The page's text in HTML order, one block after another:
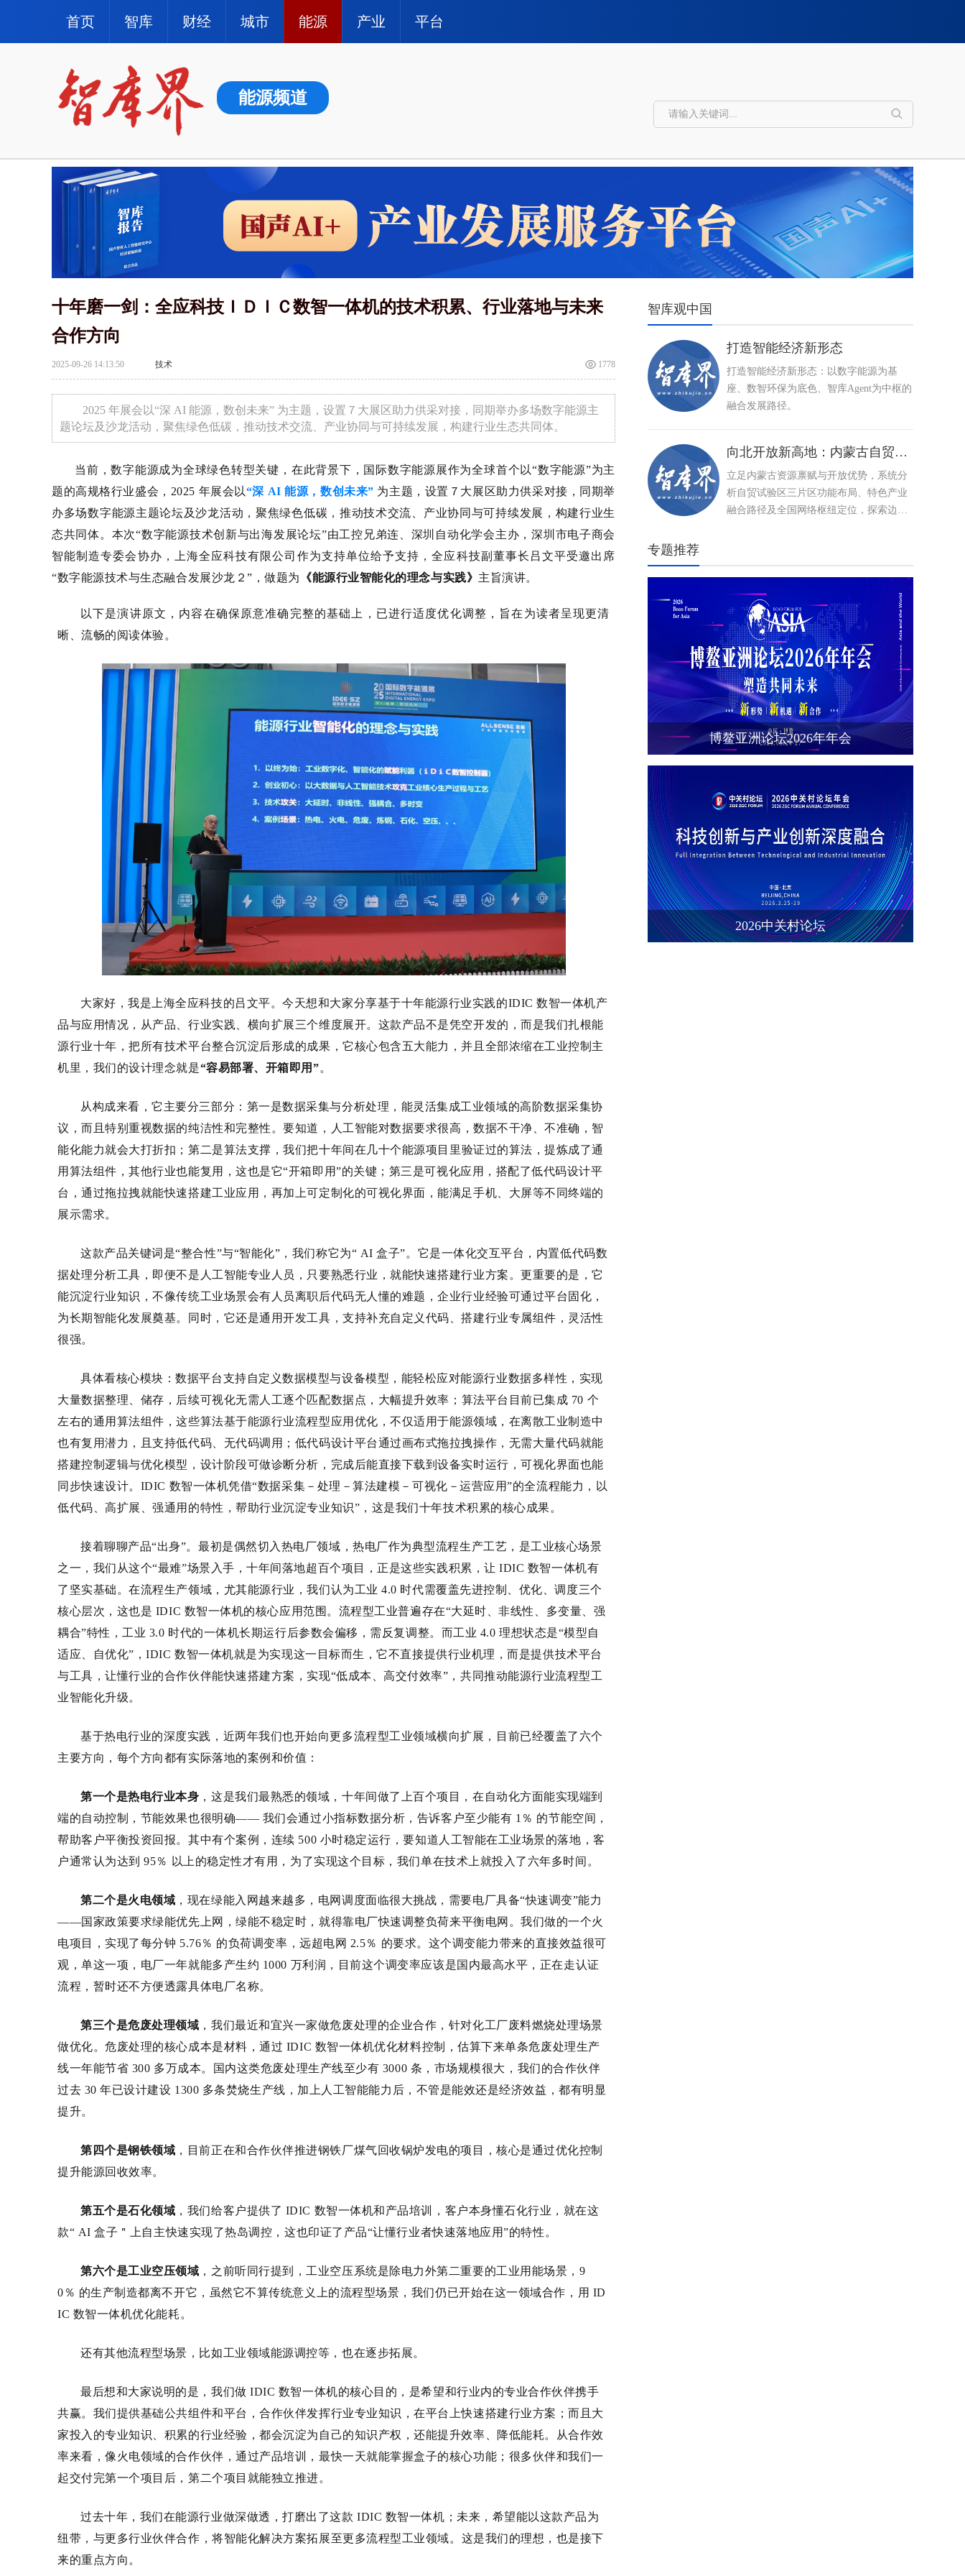
首页 智库 财经 城市 能源 产业 平台
能源频道
十年磨一剑：全应科技ＩＤＩＣ数智一体机的技术积累、行业落地与未来
合作方向
2025-09-26 14:13:50 技术 1778
2025 年展会以“深 AI 能源，数创未来” 为主题，设置７大展区助力供采对接，同期举办多场数字能源主
题论坛及沙龙活动，聚焦绿色低碳，推动技术交流、产业协同与可持续发展，构建行业生态共同体。
当前，数字能源成为全球绿色转型关键，在此背景下，国际数字能源展作为全球首个以“数字能源”为主
题的高规格行业盛会，2025 年展会以“深 AI能源，数创未来” 为主题，设置 ７ 大展区助力供采对接，同期举
办多场数字能源主题论坛及沙龙活动，聚焦绿色低碳，推动技术交流、产业协同与可持续发展，构建行业生
态共同体。本次“数字能源技术创新与出海发展论坛”由工控兄弟连、深圳自动化学会主办，深圳市电子商会
智能制造专委会协办，上海全应科技有限公司作为支持单位给予支持，全应科技副董事长吕文平受邀出席
“数字能源技术与生态融合发展沙龙 ２”，做题为 《能源行业智能化的理念与实践》 主旨演讲。
以下是演讲原文，内容在确保原意准确完整的基础上，已进行适度优化调整，旨在为读者呈现更清
晰、流畅的阅读体验。
大家好，我是上海全应科技的吕文平。今天想和大家分享基于十年能源行业实践的IDIC数智一体机产
品与应用情况，从产品、行业实践、横向扩展三个维度展开。这款产品不是凭空开发的，而是我们扎根能
源行业十年，把所有技术平台整合沉淀后形成的成果，它核心包含五大能力，并且全部浓缩在工业控制主
机里，我们的设计理念就是“容易部署、开箱即用”。
从构成来看，它主要分三部分：第一是数据采集与分析处理，能灵活集成工业领域的高阶数据采集协
议，而且特别重视数据的纯洁性和完整性 。要知道，人工智能对数据要求很高，数据不干净、不准确，智
能化能力就会大打折扣；第二是算法支撑，我们把十年间在几十个能源项目里验证过的算法，提炼成了通
用算法组件，其他行业也能复用，这也是它“开箱即用”的关键；第三是可视化应用，搭配了低代码设计平
台，通过拖拉拽就能快速搭建工业应用，再加上可定制化的可视化界面，能满足手机、大屏等不同终端的
展示需求。
这款产品关键词是“整合性”与“智能化”，我们称它为“ AI盒子”。它是一体化交互平台，内置低代码数
据处理分析工具，即便不是人工智能专业人员，只要熟悉行业，就能快速搭建行业方案。更重要的是，它
能沉淀行业知识，不像传统工业场景会有人员离职后代码无人懂的难题，企业行业经验可通过平台固化，
为长期智能化发展奠基。同时，它还是通用开发工具，支持补充自定义代码、搭建行业专属组件，灵活性
很强。
具体看核心模块：数据平台支持自定义数据模型与设备模型，能轻松应对能源行业数据多样性，实现
大量数据整理、储存，后续可视化无需人工逐个匹配数据点，大幅提升效率； 算法平台目前已集成 70 个
左右的通用算法组件 ，这些算法基于能源行业流程型应用优化，不仅适用于能源领域，在离散工业制造中
也有复用潜力，且支持低代码、无代码调用；低代码设计平台通过画布式拖拉拽操作，无需大量代码就能
搭建控制逻辑与优化模型，设计阶段可做诊断分析，完成后能直接下载到设备实时运行，可视化界面也能
同步快速设计。IDIC 数智一体机凭借“数据采集 － 处理 －算法建模 － 可视化 －运营应用”的全流程能力，以
低代码、高扩展、强通用的特性，帮助行业沉淀专业知识” ，这是我们十年技术积累的核心成果。
接着聊聊产品“出身”。最初是偶然切入热电厂领域，热电厂作为典型流程生产工艺，是工业核心场景
之一，我们从这个“最难”场景入手，十年间落地超百个项目，正是这些实践积累，让 IDIC 数智一体机有
了坚实基础。在流程生产领域，尤其能源行业，我们认为工业 4.0 时代需覆盖先进控制、优化、调度三个
核心层次，这也是 IDIC 数智一体机的核心应用范围。流程型工业普遍存在“大延时、非线性、多变量、强
耦合”特性，工业 3.0 时代的一体机长期运行后参数会偏移，需反复调整。而工业 4.0 理想状态是“模型自
适应、自优化”，IDIC数智一体机就是为实现这一目标而生，它不直接提供行业机理，而是提供技术平台
与工具，让懂行业的合作伙伴能快速搭建方案，实现“低成本、高交付效率”，共同推动能源行业流程型工
业智能化升级。
基于热电行业的深度实践，近两年我们也开始向更多流程型工业领域横向扩展，目前已经覆盖了六个
主要方向，每个方向都有实际落地的案例和价值：
第一个是热电行业本身 ，这是我们最熟悉的领域，十年间做了上百个项目，在自动化方面能实现端到
端的自动控制，节能效果也很明确—— 我们会通过小指标数据分析，告诉客户至少能有 1 ％ 的节能空间，
帮助客户平衡投资回报。其中有个案例，连续 500 小时稳定运行，要知道人工智能在工业场景的落地，客
户通常认为达到 95％ 以上的稳定性才有用，为了实现这个目标，我们单在技术上就投入了六年多时间。
第二个是火电领域 ，现在绿能入网越来越多，电网调度面临很大挑战，需要电厂具备“快速调变”能力
——国家政策要求绿能优先上网，绿能不稳定时，就得靠电厂快速调整负荷来平衡电网。我们做的一个火
电项目，实现了每分钟 5.76％ 的负荷调变率，远超电网 2.5％ 的要求。这个调变能力带来的直接效益很可
观，单这一项，电厂一年就能多产生约 1000 万利润，目前这个调变率应该是国内最高水平，正在走认证
流程，暂时还不方便透露具体电厂名称。
第三个是危废处理领域 ，我们最近和宜兴一家做危废处理的企业合作，针对化工厂废料燃烧处理场景
做优化。危废处理的核心成本是材料，通过 IDIC 数智一体机优化材料控制，估算下来单条危废处理生产
线一年能节省 300 多万成本。 国内这类危废处理生产线至少有 3000 条 ， 市场规模很大， 我们的合作伙伴
过去 30 年已设计建设 1300 多条焚烧生产线 ，加上人工智能能力后，不管是能效还是经济效益，都有明显
提升。
第四个是钢铁领域 ，目前正在和合作伙伴推进钢铁厂煤气回收锅炉发电的项目，核心是通过优化控制
提升能源回收效率。
第五个是石化领域 ，我们给客户提供了 IDIC 数智一体机和产品培训，客户本身懂石化行业，就在这
款“ AI盒子 ＂ 上自主快速实现了热岛调控 ，这也印证了产品“让懂行业者快速落地应用”的特性。
第六个是工业空压领域 ，之前听同行提到，工业空压系统是除电力外第二重要的工业用能场景，9
0 ％ 的生产制造都离不开它 ，虽然它不算传统意义上的流程型场景， 我们仍已开始在这一领域合作 ，用 ID
IC 数智一体机优化能耗。
还有其他流程型场景，比如工业领域能源调控等，也在逐步拓展。
最后想和大家说明的是，我们做 IDIC 数智一体机的核心目的，是希望和行业内的专业合作伙伴携手
共赢。我们提供基础公共组件和平台，合作伙伴发挥行业专业知识，在平台上快速搭建行业方案；而且大
家投入的专业知识、积累的行业经验，都会沉淀为自己的知识产权，还能提升效率、降低能耗。从合作效
率来看，像火电领域的合作伙伴，通过产品培训，最快一天就能掌握盒子的核心功能；很多伙伴和我们一
起交付完第一个项目后，第二个项目就能独立推进。
过去十年，我们在能源行业做深做透，打磨出了这款 IDIC 数智一体机；未来，希望能以这款产品为
纽带，与更多行业伙伴合作，将智能化解决方案拓展至更多流程型工业领域。 这是我们的理想，也是接下
来的重点方向。
智库观中国
打造智能经济新形态
打造智能经济新形态：以数字能源为基
座、数智环保为底色、智库Agent为中枢的
融合发展路径。
向北开放新高地：内蒙古自贸试验区建设与特色产业高质量发展路径
立足内蒙古资源禀赋与开放优势，系统分
析自贸试验区三片区功能布局、特色产业
融合路径及全国网络枢纽定位，探索边疆
专题推荐
博鳌亚洲论坛2026年年会
2026中关村论坛